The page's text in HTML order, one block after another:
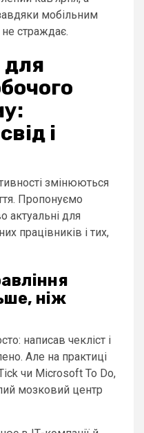
мобільним
не страждає.
для
і
змінюються
Пропонуємо
актуальні для
працівників і тих,
ніж
написав чекліст і
Але на практиці
чи Microsoft To Do,
мозковий центр